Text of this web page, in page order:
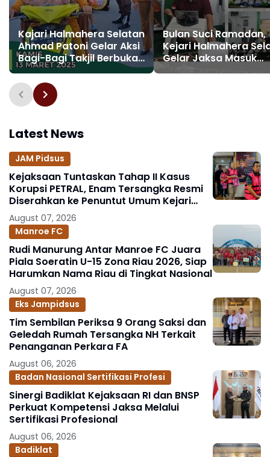
Kajari Halmahera Selatan
Ahmad Patoni Gelar Aksi
Bagi-Bagi Takjil Berbuka
Puasa
Bulan Suci Ramadan,
Kejari Halmahera
Gelar Jaksa Masuk
Pesantren hingga
Latest News
JAM Pidsus
Kejaksaan Tuntaskan Tahap II Kasus
Korupsi PETRAL, Enam Tersangka Resmi
Diserahkan ke Penuntut Umum Kejari
Jakpus
August 07, 2026
Manroe FC
Rudi Manurung Antar Manroe FC Juara
Piala Soeratin U-15 Zona Riau 2026, Siap
Harumkan Nama Riau di Tingkat Nasional
August 07, 2026
Eks Jampidsus
Tim Sembilan Periksa 9 Orang Saksi dan
Geledah Rumah Tersangka NH Terkait
Penanganan Perkara FA
August 06, 2026
Badan Nasional Sertifikasi Profesi
Sinergi Badiklat Kejaksaan RI dan BNSP
Perkuat Kompetensi Jaksa Melalui
Sertifikasi Profesional
August 06, 2026
Badiklat